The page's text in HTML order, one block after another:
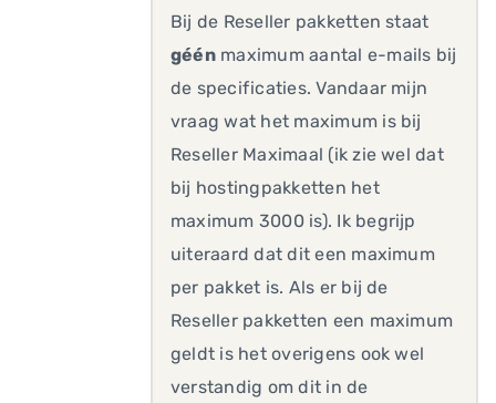
Bij de Reseller pakketten staat
géénmaximum aantal e-mails bij
de specificaties. Vandaar mijn
vraag wat het maximum is bij
Reseller Maximaal (ik zie wel dat
bij hostingpakketten het
maximum 3000 is). Ik begrijp
uiteraard dat dit een maximum
per pakket is. Als er bij de
Reseller pakketten een maximum
geldt is het overigens ook wel
verstandig om dit in de